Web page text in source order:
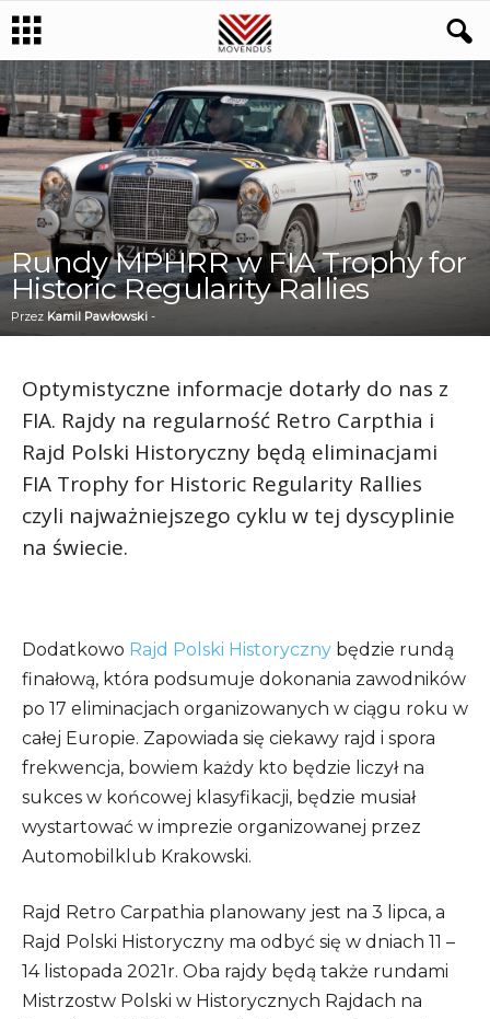
Rundy MPHRR w FIA Trophy for
Historic Regularity Rallies
Przez Kamil Pawłowski -
Optymistyczne informacje dotarły do nas z
FIA. Rajdy na regularność Retro Carpthia i
Rajd Polski Historyczny będą eliminacjami
FIA Trophy for Historic Regularity Rallies
czyli najważniejszego cyklu w tej dyscyplinie
na świecie.
Dodatkowo Rajd Polski Historyczny będzie rundą
finałową, która podsumuje dokonania zawodników
po 17 eliminacjach organizowanych w ciągu roku w
całej Europie. Zapowiada się ciekawy rajd i spora
frekwencja, bowiem każdy kto będzie liczył na
sukces w końcowej klasyfikacji, będzie musiał
wystartować w imprezie organizowanej przez
Automobilklub Krakowski.
Rajd Retro Carpathia planowany jest na 3 lipca, a
Rajd Polski Historyczny ma odbyć się w dniach 11 –
14 listopada 2021r. Oba rajdy będą także rundami
Mistrzostw Polski w Historycznych Rajdach na